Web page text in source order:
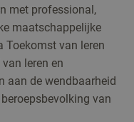
met professional,
maatschappelijke
Toekomst van leren
leren en
aan de wendbaarheid
van